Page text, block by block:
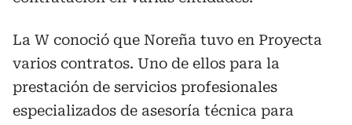
La W conoció que Noreña tuvo en Proyecta
varios contratos. Uno de ellos para la
prestación de servicios profesionales
especializados de asesoría técnica para